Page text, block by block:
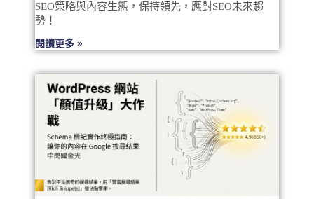
SEO策略與內容生態，保持領先，應對SEO未來趨
勢！
閱讀更多 »